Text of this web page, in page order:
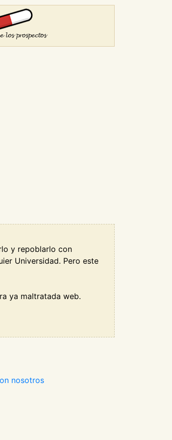
y repoblarlo con
Universidad. Pero este
ya maltratada web.
nosotros